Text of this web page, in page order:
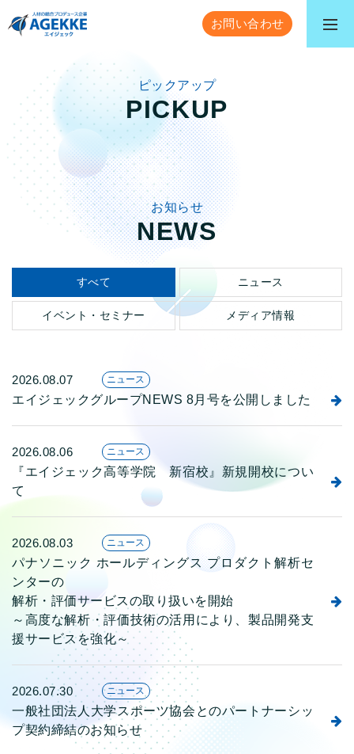
お問い合わせ
ピックアップ
PICKUP
お知らせ
NEWS
すべて ニュース
イベント・セミナー メディア情報
2026.08.07 ニュース
エイジェックグループNEWS 8月号を公開しました
2026.08.06 ニュース
『エイジェック高等学院 新宿校』新規開校につい
て
2026.08.03 ニュース
パナソニック ホールディングス プロダクト解析セ
ンターの
解析・評価サービスの取り扱いを開始
～高度な解析・評価技術の活用により、製品開発支
援サービスを強化～
2026.07.30 ニュース
一般社団法人大学スポーツ協会とのパートナーシッ
プ契約締結のお知らせ